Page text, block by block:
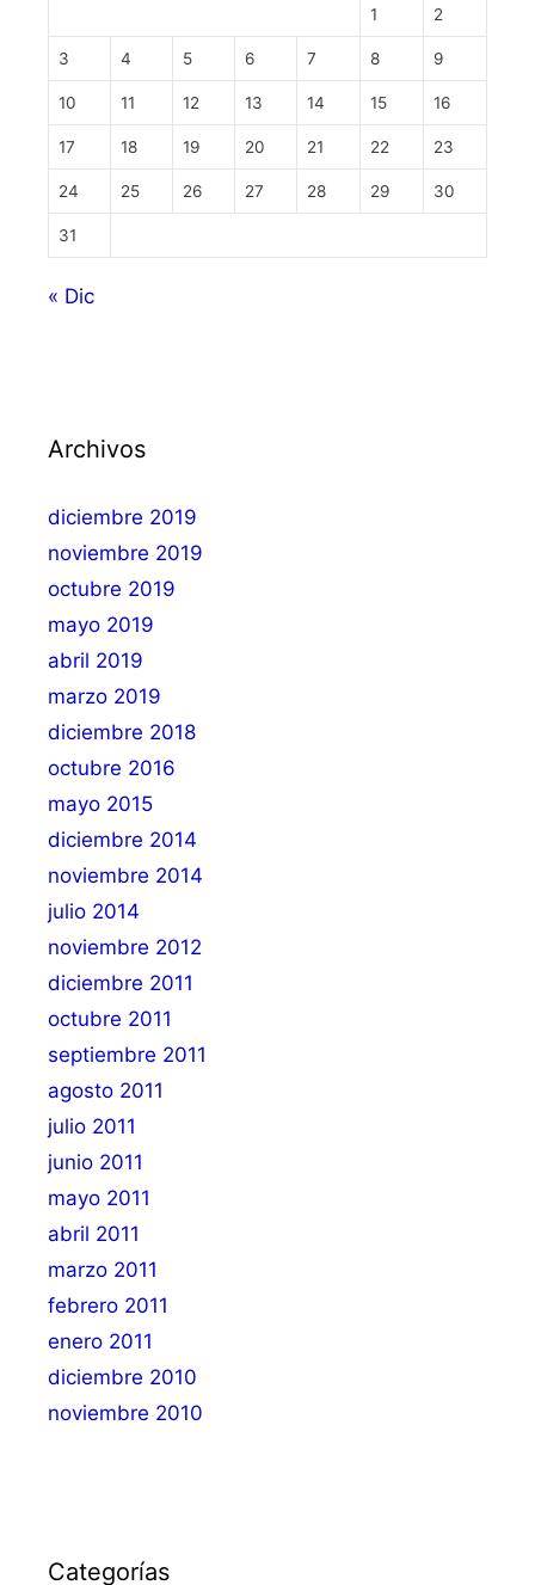
1 2
3 4 5 6 7 8 9
10 11 12 13 14 15 16
17 18 19 20 21 22 23
24 25 26 27 28 29 30
31
« Dic
Archivos
diciembre 2019
noviembre 2019
octubre 2019
mayo 2019
abril 2019
marzo 2019
diciembre 2018
octubre 2016
mayo 2015
diciembre 2014
noviembre 2014
julio 2014
noviembre 2012
diciembre 2011
octubre 2011
septiembre 2011
agosto 2011
julio 2011
junio 2011
mayo 2011
abril 2011
marzo 2011
febrero 2011
enero 2011
diciembre 2010
noviembre 2010
Categorías